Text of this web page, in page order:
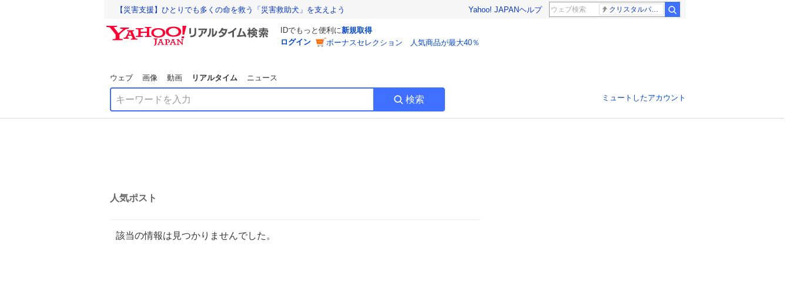
【災害支援】ひとりでも多くの命を救う「災害救助犬」を支えよう Yahoo! JAPANヘルプ クリスタルパレス 冨安健洋
IDでもっと便利に新規取得
ログイン
ボーナスセレクション 人気商品が最大40％
ウェブ 画像 動画 リアルタイム ニュース
検索 ミュートしたアカウント
人気ポスト
該当の情報は見つかりませんでした。